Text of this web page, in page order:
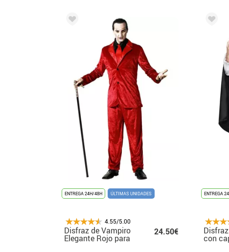
ENTREGA 24H/48H ÚLTIMAS UNIDADES
4.55/5.00
Disfraz de Vampiro
Elegante Rojo para
hombre
24.50€
ENTREGA
con
hombre